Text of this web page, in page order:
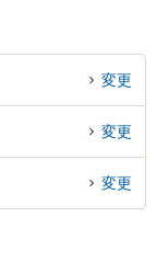
変更
変更
変更